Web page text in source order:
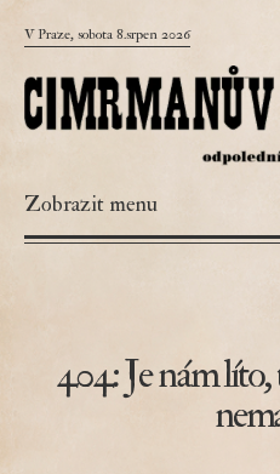
V Praze, sobota 8.srpen 2026
Zobrazit menu
404: Je nám